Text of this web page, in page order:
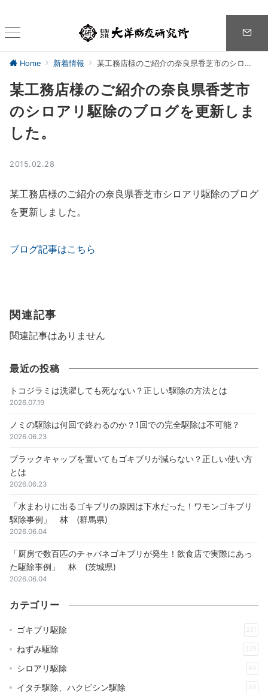
Home 新着情報 某工務店様のご紹介の奈良県香芝市のシロアリ駆除のブログを更新しました。
某工務店様のご紹介の奈良県香芝市
のシロアリ駆除のブログを更新しま
した。
2015.02.28
某工務店様のご紹介の奈良県香芝市シロアリ駆除のブログ
を更新しました。
ブログ記事はこちら
関連記事
関連記事はありません
最近の投稿
トコジラミは洗濯しても死なない？正しい駆除の方法とは
2026.07.19
ノミの駆除は何回で終わるのか？1回での完全駆除は不可能？
2026.06.23
ブラックキャップを置いてもゴキブリが減らない？正しい使い方
とは
2026.06.23
「水まわりに出るゴキブリの原因は下水だった！ワモンゴキブリ
駆除事例」 林 (群馬県)
2026.06.04
「厨房で数百匹のチャバネゴキブリが発生！飲食店で実際にあっ
た駆除事例」 林 (茨城県)
2026.06.04
カテゴリー
ゴキブリ駆除 231
ねずみ駆除 329
シロアリ駆除 64
イタチ駆除、ハクビシン駆除 49